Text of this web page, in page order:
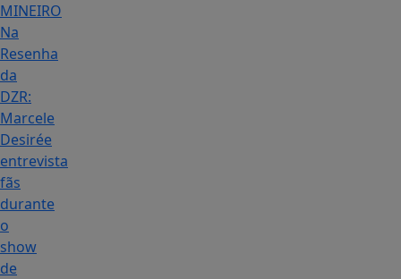
MINEIRO
Na
Resenha
da
DZR:
Marcele
Desirée
entrevista
fãs
durante
o
show
de